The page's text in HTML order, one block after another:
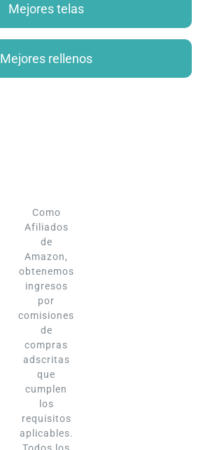
Mejores telas
Mejores rellenos
Como
Afiliados
de
Amazon,
obtenemos
ingresos
por
comisiones
de
compras
adscritas
que
cumplen
los
requisitos
aplicables.